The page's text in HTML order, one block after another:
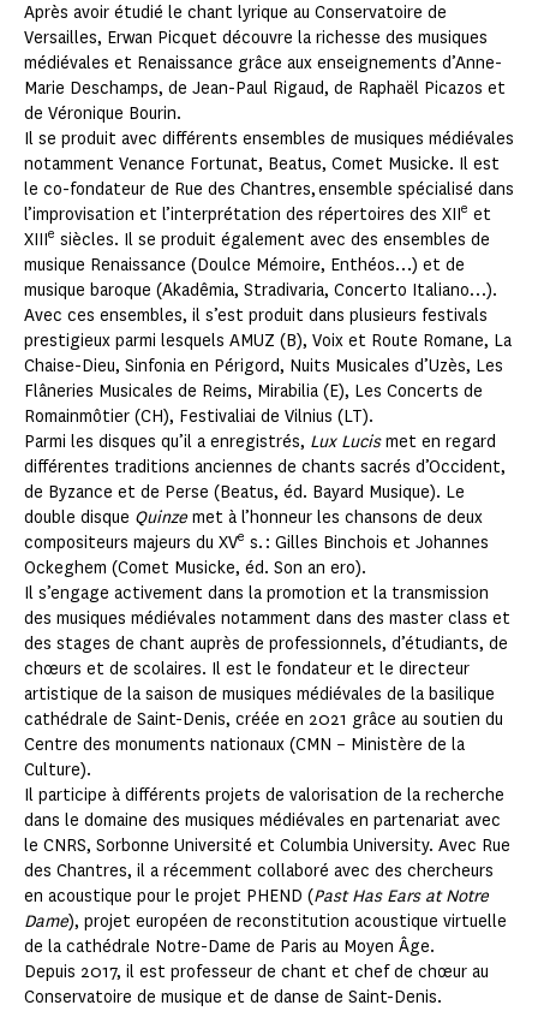
Après avoir étudié le chant lyrique au Conservatoire de
Versailles, Erwan Picquet découvre la richesse des musiques
médiévales et Renaissance grâce aux enseignements d’Anne-
Marie Deschamps, de Jean-Paul Rigaud, de Raphaël Picazos et
de Véronique Bourin.
Il se produit avec différents ensembles de musiques médiévales
notamment Venance Fortunat, Beatus, Comet Musicke. Il est
le co-fondateur de Rue des Chantres, ensemble spécialisé dans
l’improvisation et l’interprétation des répertoires des XIIe et
XIIIe siècles. Il se produit également avec des ensembles de
musique Renaissance (Doulce Mémoire, Enthéos…) et de
musique baroque (Akadêmia, Stradivaria, Concerto Italiano…).
Avec ces ensembles, il s’est produit dans plusieurs festivals
prestigieux parmi lesquels AMUZ (B), Voix et Route Romane, La
Chaise-Dieu, Sinfonia en Périgord, Nuits Musicales d’Uzès, Les
Flâneries Musicales de Reims, Mirabilia (E), Les Concerts de
Romainmôtier (CH), Festivaliai de Vilnius (LT).
Parmi les disques qu’il a enregistrés, Lux Lucismet en regard
différentes traditions anciennes de chants sacrés d’Occident,
de Byzance et de Perse (Beatus, éd. Bayard Musique). Le
double disque Quinze met à l’honneur les chansons de deux
compositeurs majeurs du XVe s. : Gilles Binchois et Johannes
Ockeghem (Comet Musicke, éd. Son an ero).
Il s’engage activement dans la promotion et la transmission
des musiques médiévales notamment dans des master class et
des stages de chant auprès de professionnels, d’étudiants, de
chœurs et de scolaires. Il est le fondateur et le directeur
artistique de la saison de musiques médiévales de la basilique
cathédrale de Saint-Denis, créée en 2021 grâce au soutien du
Centre des monuments nationaux (CMN – Ministère de la
Culture).
Il participe à différents projets de valorisation de la recherche
dans le domaine des musiques médiévales en partenariat avec
le CNRS, Sorbonne Université et Columbia University. Avec Rue
des Chantres, il a récemment collaboré avec des chercheurs
en acoustique pour le projet PHEND (Past Has Ears at Notre
Dame), projet européen de reconstitution acoustique virtuelle
de la cathédrale Notre-Dame de Paris au Moyen Âge.
Depuis 2017, il est professeur de chant et chef de chœur au
Conservatoire de musique et de danse de Saint-Denis.